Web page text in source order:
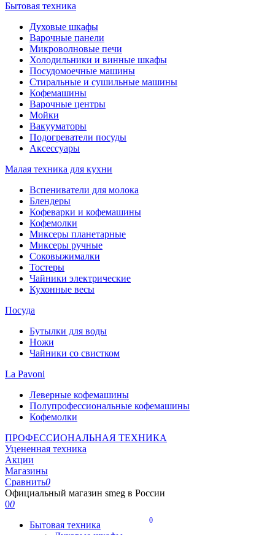
Бытовая техника
Духовые шкафы
Варочные панели
Микроволновые печи
Холодильники и винные шкафы
Посудомоечные машины
Стиральные и сушильные машины
Кофемашины
Варочные центры
Мойки
Вакууматоры
Подогреватели посуды
Аксессуары
Малая техника для кухни
Вспениватели для молока
Блендеры
Кофеварки и кофемашины
Кофемолки
Миксеры планетарные
Миксеры ручные
Соковыжималки
Тостеры
Чайники электрические
Кухонные весы
Посуда
Бутылки для воды
Ножи
Чайники со свистком
La Pavoni
Леверные кофемашины
Полупрофессиональные кофемашины
Кофемолки
ПРОФЕССИОНАЛЬНАЯ ТЕХНИКА
Уцененная техника
Акции
Магазины
Сравнить0
Официальный магазин smeg в России
0
0
0
Бытовая техника